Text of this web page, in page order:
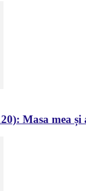
Masa mea